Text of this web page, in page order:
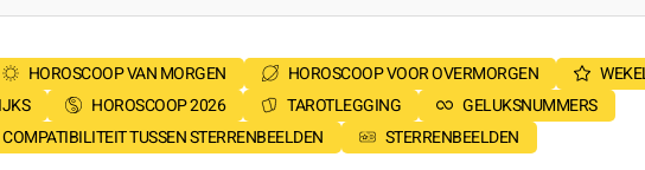
HOROSCOOP VAN MORGEN HOROSCOOP VOOR OVERMORGEN
HOROSCOOP 2026 TAROTLEGGING
GELUKSNUMMERS
COMPATIBILITEIT TUSSEN STERRENBEELDEN
STERRENBEELDEN